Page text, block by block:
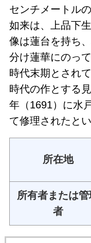
センチメートル
如来は、上品下
像は蓮台を持ち
分け蓮華にのっ
時代末期とされ
時代の作とする
年（1691）に水
て修理されたと
所在地
所有者または管
者